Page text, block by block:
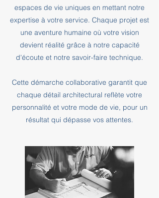
espaces de vie uniques en mettant notre
expertise à votre service. Chaque projet est
une aventure humaine où votre vision
devient réalité grâce à notre capacité
d'écoute et notre savoir-faire technique.
Cette démarche collaborative garantit que
chaque détail architectural reflète votre
personnalité et votre mode de vie, pour un
résultat qui dépasse vos attentes.